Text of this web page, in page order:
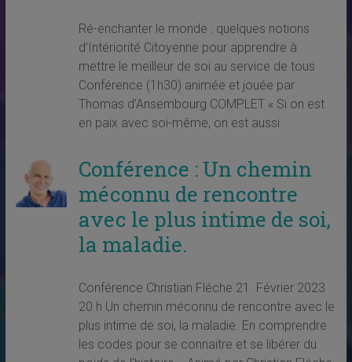
Ré-enchanter le monde : quelques notions
d’Intériorité Citoyenne pour apprendre à
mettre le meilleur de soi au service de tous
Conférence (1h30) animée et jouée par
Thomas d’Ansembourg COMPLET « Si on est
en paix avec soi-même, on est aussi
Conférence : Un chemin
méconnu de rencontre
avec le plus intime de soi,
la maladie.
Conférence Christian Fléche 21 Février 2023
20 h Un chemin méconnu de rencontre avec le
plus intime de soi, la maladie. En comprendre
les codes pour se connaitre et se libérer du